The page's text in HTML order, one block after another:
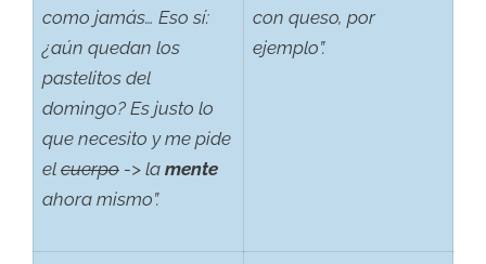
como jamás… Eso sí:
¿aún quedan los
pastelitos del
domingo? Es justo lo
que necesito y me pide
el cuerpo -> la mente
ahora mismo”.
con queso, por
ejemplo”.